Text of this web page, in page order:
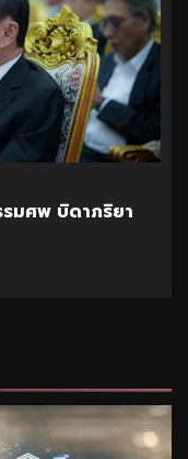
อ “อนุทิน” โยง